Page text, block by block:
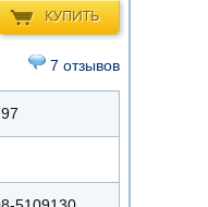
КУПИТЬ
7 отзывов